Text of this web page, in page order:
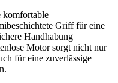
komfortable
Griff für eine
Handhabung
Motor sorgt nicht nur
für eine zuverlässige